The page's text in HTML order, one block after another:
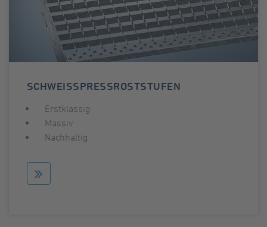
SCHWEISSPRESSROSTSTUFEN
Erstklassig
Massiv
Nachhaltig